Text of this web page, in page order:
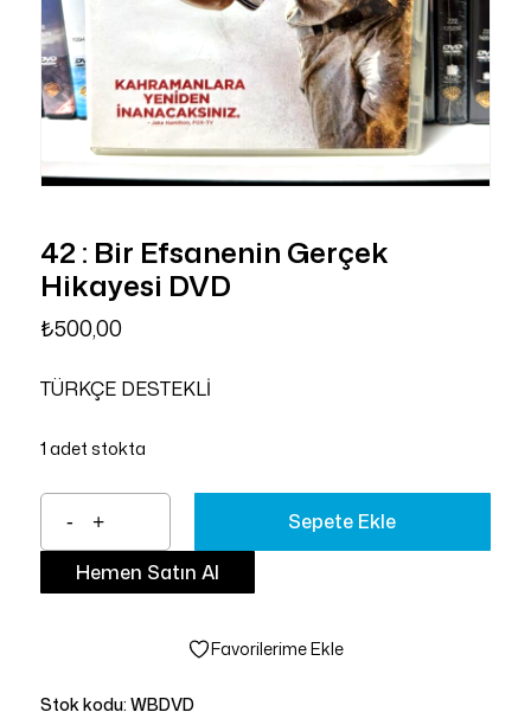
42 : Bir Efsanenin Gerçek
Hikayesi DVD
₺500,00
TÜRKÇE DESTEKLİ
1 adet stokta
Sepete Ekle
Hemen Satın Al
Favorilerime Ekle
Stok kodu: WBDVD